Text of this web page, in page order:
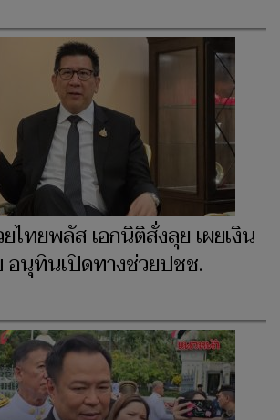
ไทยพลัส เอกนิติสั่งลุย เผยเงิน
อนุทินเปิดทางช่วยปชช.